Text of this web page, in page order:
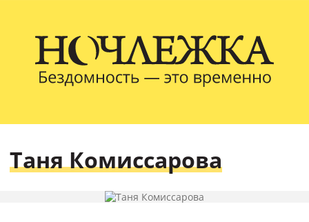
Таня Комиссарова